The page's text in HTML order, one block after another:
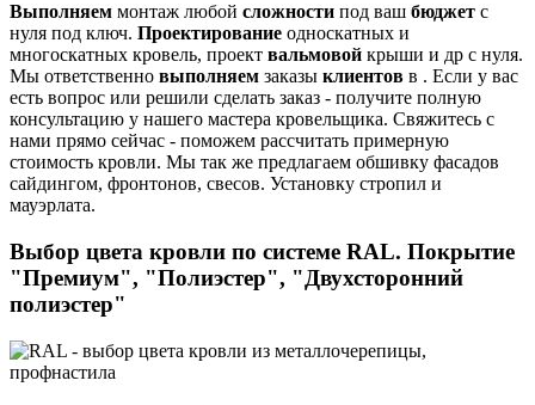
Выполняем монтаж любой сложности под ваш бюджет с
нуля под ключ. Проектирование односкатных и
многоскатных кровель, проект вальмовой крыши и др с нуля.
Мы ответственно выполняем заказы клиентов в . Если у вас
есть вопрос или решили сделать заказ - получите полную
консультацию у нашего мастера кровельщика. Свяжитесь с
нами прямо сейчас - поможем рассчитать примерную
стоимость кровли. Мы так же предлагаем обшивку фасадов
сайдингом, фронтонов, свесов. Установку стропил и
мауэрлата.
Выбор цвета кровли по системе RAL. Покрытие
"Премиум", "Полиэстер", "Двухсторонний
полиэстер"